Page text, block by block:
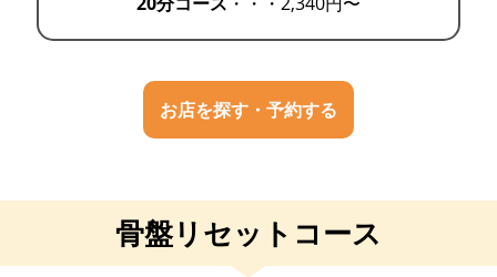
お店を探す・予約する
骨盤リセットコース